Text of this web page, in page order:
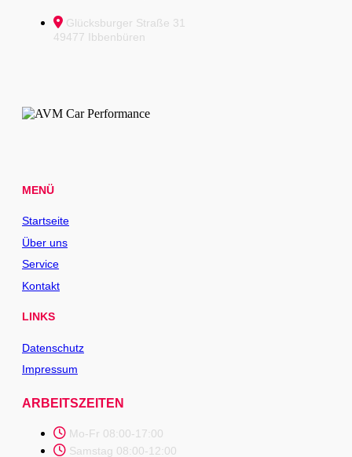
Glücksburger Straße 31
49477 Ibbenbüren
MENÜ
Startseite
Über uns
Service
Kontakt
LINKS
Datenschutz
Impressum
ARBEITSZEITEN
Mo-Fr 08:00-17:00
Samstag 08:00-12:00